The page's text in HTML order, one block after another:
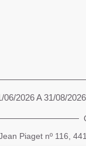
2026 A 31/08/2026
Piaget nº 116,